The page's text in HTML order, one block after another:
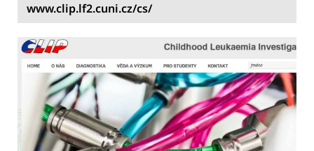
www.clip.lf2.cuni.cz/cs/